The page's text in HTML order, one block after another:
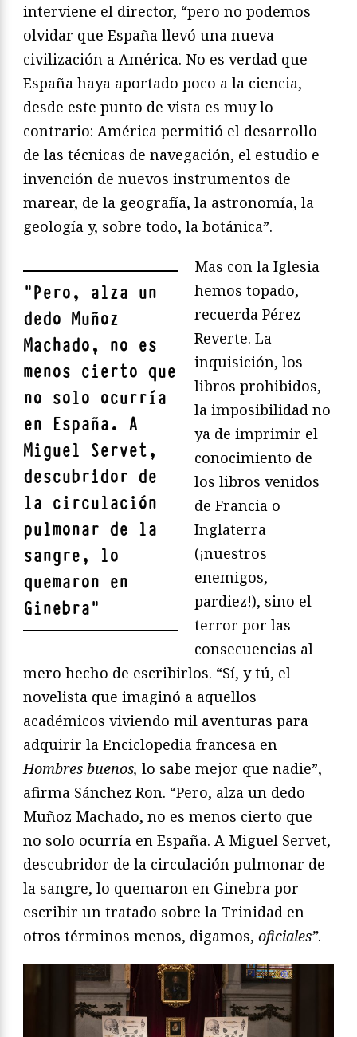
interviene el director, “pero no podemos
olvidar que España llevó una nueva
civilización a América. No es verdad que
España haya aportado poco a la ciencia,
desde este punto de vista es muy lo
contrario: América permitió el desarrollo
de las técnicas de navegación, el estudio e
invención de nuevos instrumentos de
marear, de la geografía, la astronomía, la
geología y, sobre todo, la botánica”.
"Pero, alza un
dedo Muñoz
Machado, no es
menos cierto que
no solo ocurría
en España. A
Miguel Servet,
descubridor de
la circulación
pulmonar de la
sangre, lo
quemaron en
Ginebra"
Mas con la Iglesia
hemos topado,
recuerda Pérez-
Reverte. La
inquisición, los
libros prohibidos,
la imposibilidad no
ya de imprimir el
conocimiento de
los libros venidos
de Francia o
Inglaterra
(¡nuestros
enemigos,
pardiez!), sino el
terror por las
consecuencias al
mero hecho de escribirlos. “Sí, y tú, el
novelista que imaginó a aquellos
académicos viviendo mil aventuras para
adquirir la Enciclopedia francesa en
Hombres buenos, lo sabe mejor que nadie”,
afirma Sánchez Ron. “Pero, alza un dedo
Muñoz Machado, no es menos cierto que
no solo ocurría en España. A Miguel Servet,
descubridor de la circulación pulmonar de
la sangre, lo quemaron en Ginebra por
escribir un tratado sobre la Trinidad en
otros términos menos, digamos, oficiales”.